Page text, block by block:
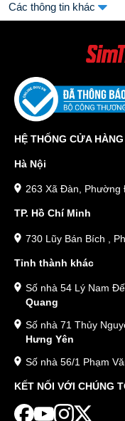
Các thông tin khác
HỆ THỐNG CỬA
Hà Nội
263 Xã Đàn, Phường
TP. Hồ Chí Minh
730 Lũy Bán Bích ,
Tỉnh thành khác
Số nhà 54 Lý Nam
Quang
Số nhà 71 Thủy
Hưng Yên
Số nhà 56/1 Phạm
KẾT NỐI VỚI CHÚNG